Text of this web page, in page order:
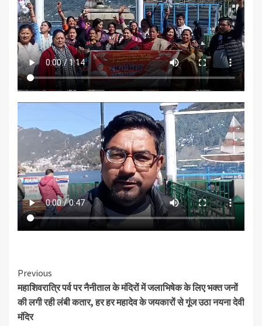
Continue
Reading
Previous
महाशिवरात्रि पर्व पर नैनीताल के मंदिरों में जलाभिषेक के लिए भक्त जनों
की लगी रही लंबी कतार, हर हर महादेव के जयकारों से गूंज उठा नयना देवी
मंदिर